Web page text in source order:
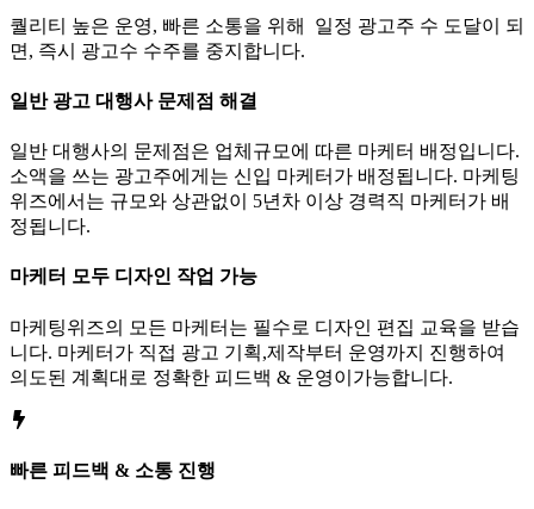
퀄리티 높은 운영, 빠른 소통을 위해 일정 광고주 수 도달이 되
면, 즉시 광고수 수주를 중지합니다.
일반 광고 대행사 문제점 해결
일반 대행사의 문제점은 업체규모에 따른 마케터 배정입니다.
소액을 쓰는 광고주에게는 신입 마케터가 배정됩니다. 마케팅
위즈에서는 규모와 상관없이 5년차 이상 경력직 마케터가 배
정됩니다.
마케터 모두 디자인 작업 가능
마케팅위즈의 모든 마케터는 필수로 디자인 편집 교육을 받습
니다. 마케터가 직접 광고 기획,제작부터 운영까지 진행하여
의도된 계획대로 정확한 피드백 & 운영이가능합니다.
빠른 피드백 & 소통 진행